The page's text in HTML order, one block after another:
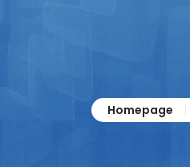
Homepage